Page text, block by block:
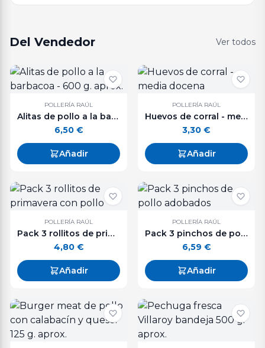
Del Vendedor Ver todos
POLLERÍA RAÚL
Alitas de pollo a la barbacoa - 600 g. aprox.
6,50 €
Añadir
POLLERÍA RAÚL
Huevos de corral - media docena
3,30 €
Añadir
POLLERÍA RAÚL
Pack 3 rollitos de primavera con pollo
4,80 €
Añadir
POLLERÍA RAÚL
Pack 3 pinchos de pollo adobados
6,59 €
Añadir